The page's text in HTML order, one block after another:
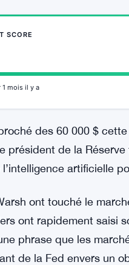
SCORE
1 mois il y a
des 60 000 $
président de la
artificielle
ont touché le
ont rapidement saisi
phrase que les
de la Fed envers un